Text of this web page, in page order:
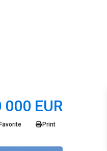
000 EUR
Favorite Print